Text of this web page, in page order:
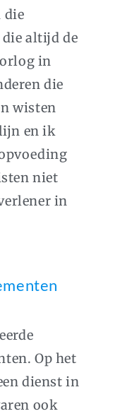
die
altijd de
in
die
wisten
en ik
niet
in
Op het
dienst in
ook